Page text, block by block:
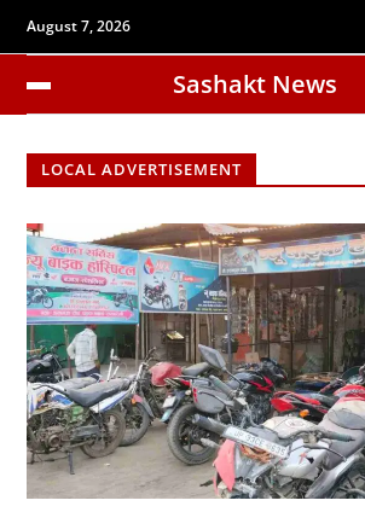
August 7, 2026
Sashakt News
LOCAL ADVERTISEMENT